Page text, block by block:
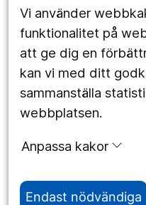
Vi använder
funktionalitet på
att ge dig en
kan vi med ditt
sammanställa
webbplatsen.
Anpassa kakor
Endast nödvändiga
Följ oss
Facebook
portraitInstagram